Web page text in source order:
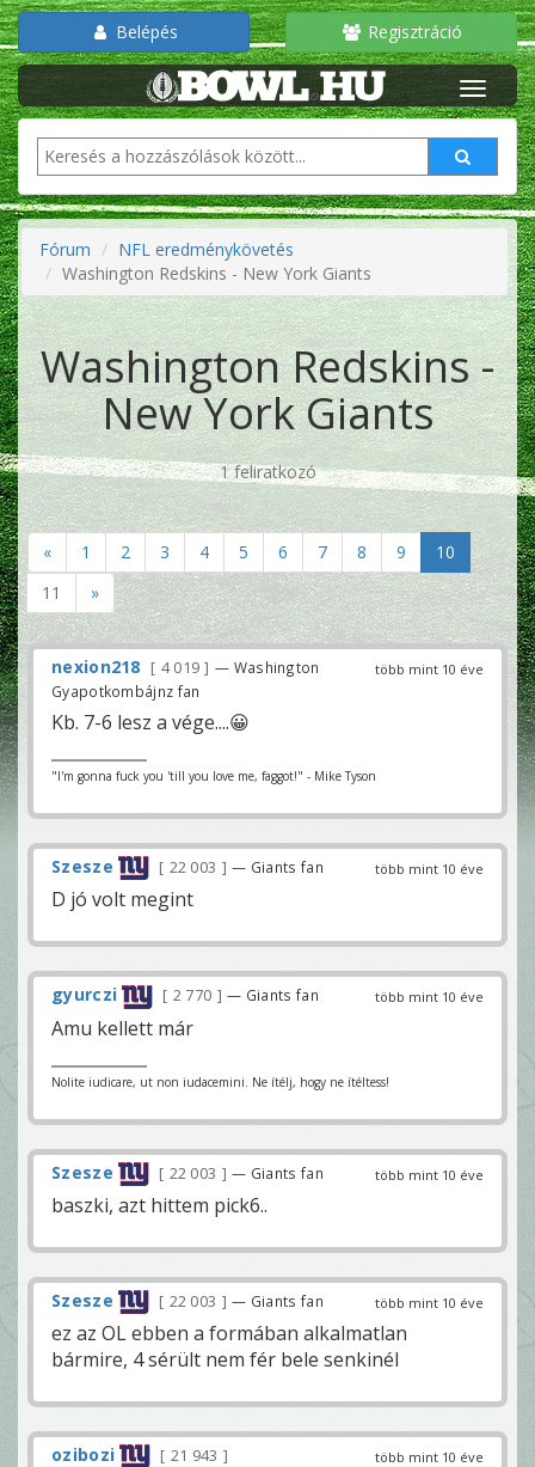
Belépés Regisztráció
Fórum
NFL eredménykövetés
Washington Redskins - New York Giants
Washington Redskins -
New York Giants
1 feliratkozó
« 1 2 3 4 5 6 7 8 9
10
11
»
több mint 10 éve
nexion218 4 019
— Washington
Gyapotkombájnz fan
Kb. 7-6 lesz a vége....😀
"I'm gonna fuck you 'till you love me, faggot!" - Mike Tyson
több mint 10 éve
Szesze 22 003 — Giants fan
D jó volt megint
több mint 10 éve
gyurczi 2 770 — Giants fan
Amu kellett már
Nolite iudicare, ut non iudacemini. Ne ítélj, hogy ne ítéltess!
több mint 10 éve
Szesze 22 003 — Giants fan
baszki, azt hittem pick6..
több mint 10 éve
Szesze 22 003 — Giants fan
ez az OL ebben a formában alkalmatlan
bármire, 4 sérült nem fér bele senkinél
több mint 10 éve
ozibozi
21 943